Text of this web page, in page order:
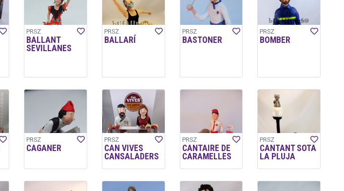
PRSZ
BALLANT
SEVILLANES
PRSZ
BALLARÍ
PRSZ
BASTONER
PRSZ
BOMBER
PRSZ
CAGANER
PRSZ
CAN VIVES
CANSALADERS
PRSZ
CANTAIRE DE
CARAMELLES
PRSZ
CANTANT SOTA
LA PLUJA